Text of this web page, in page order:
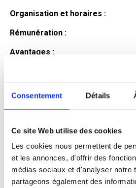
Consentement Détails
Ce site Web utilise des cookies
Les cookies nous permettent de
et les annonces, d'offrir des
médias sociaux et d'analyser notre
partageons également des
Organisation et horaires :
Rémunération :
Avantages :
Profil du
candidat
Qualifications et diplômes :
Profil recherché :
Expérience :